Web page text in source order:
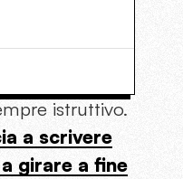
istruttivo.
a scrivere
girare a fine